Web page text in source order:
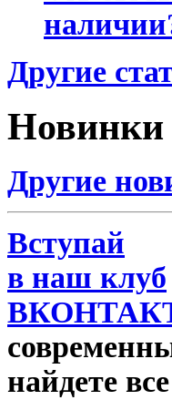
Другие
Новинки
Другие
Вступай
в наш клуб
найдете